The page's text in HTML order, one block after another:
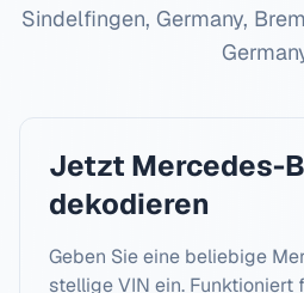
Sindelfingen, Germany,
Jetzt Mercedes-
dekodieren
Geben Sie eine beliebige
stellige VIN ein. Funktioniert